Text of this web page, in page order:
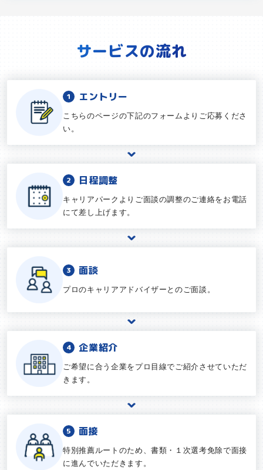
サービスの流れ
エントリー
こちらのページの下記のフォームよりご応募くださ
い。
日程調整
キャリアパークよりご面談の調整のご連絡をお電話
にて差し上げます。
面談
プロのキャリアアドバイザーとのご面談。
企業紹介
ご希望に合う企業をプロ目線でご紹介させていただ
きます。
面接
特別推薦ルートのため、書類・１次選考免除で面接
に進んでいただきます。